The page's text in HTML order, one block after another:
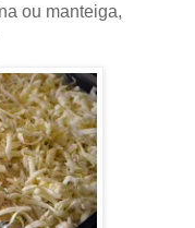
ou manteiga,